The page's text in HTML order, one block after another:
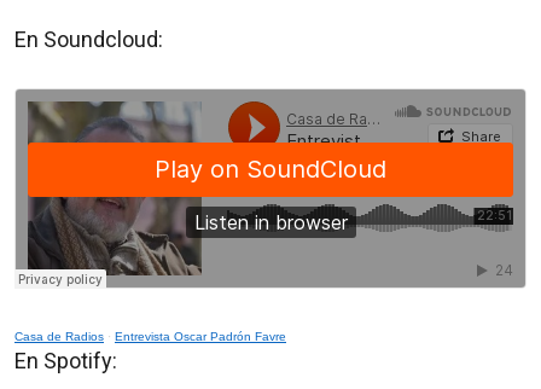
En Soundcloud:
Casa de Radios · Entrevista Oscar Padrón Favre
En Spotify: